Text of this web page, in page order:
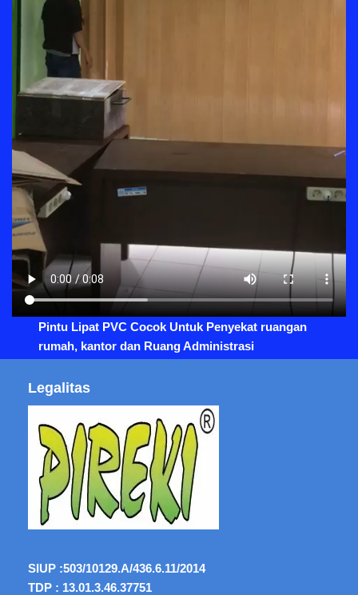
Pintu Lipat PVC Cocok Untuk Penyekat ruangan
rumah, kantor dan Ruang Administrasi
Legalitas
SIUP :503/10129.A/436.6.11/2014
TDP : 13.01.3.46.37751